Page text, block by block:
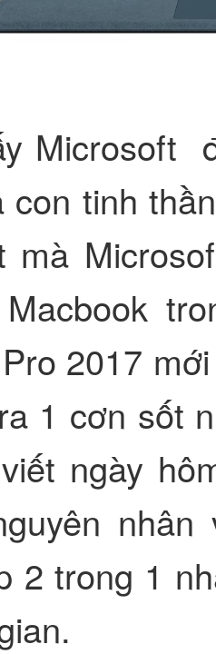
Microsoft
con tinh
mà
2017
1 cơn sốt
ngày
2 trong 1